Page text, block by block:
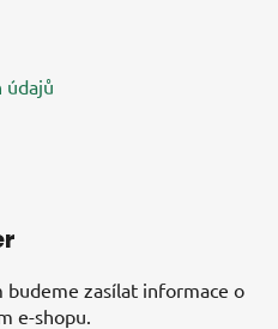
údajů
budeme zasílat informace o
e-shopu.